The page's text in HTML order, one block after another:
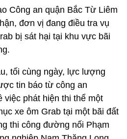
Công an quận Bắc Từ Liêm
đơn vị đang điều tra vụ
bị sát hại tại khu vực bãi
tối cùng ngày, lực lượng
tin báo từ công an
việc phát hiện thi thể một
xe ôm Grab tại một bãi đất
thi công đường nối Phạm